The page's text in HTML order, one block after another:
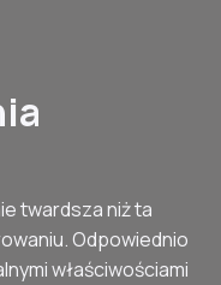
twardsza niż ta
Odpowiednio
właściwościami